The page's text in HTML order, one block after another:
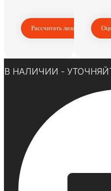
Рассчитать лизинг
В НАЛИЧИИ -